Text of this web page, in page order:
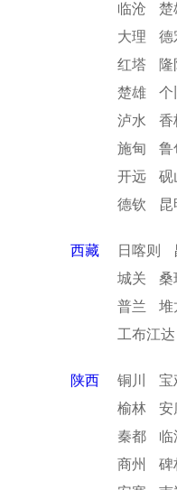
临沧
楚
大理
德
红塔
隆
楚雄
个
泸水
香
施甸
鲁
开远
砚
德钦
昆
西藏 日喀则
城关
桑
普兰
堆
工布江达
陕西 铜川 宝
榆林
安
秦都
临
商州
碑